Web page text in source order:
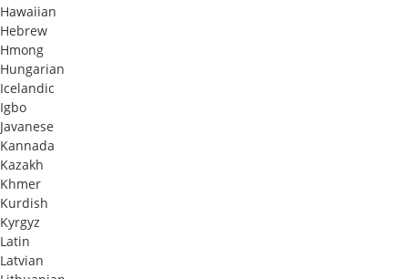
Hawaiian
Hebrew
Hmong
Hungarian
Icelandic
Igbo
Javanese
Kannada
Kazakh
Khmer
Kurdish
Kyrgyz
Latin
Latvian